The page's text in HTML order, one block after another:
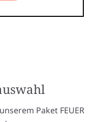
Paket FEUER